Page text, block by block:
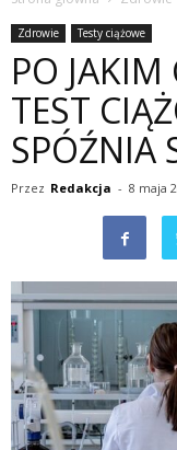
Zdrowie Testy ciążowe
PO JAKIM
TEST
SPÓŹNIA
Przez Redakcja - 8 maja